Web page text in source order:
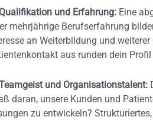
und Erfahrung: Eine
mehrjährige Berufserfahrung
an Weiterbildung und
aus runden dein Profil
und Organisationstalent:
daran, unsere Kunden und
zu entwickeln?